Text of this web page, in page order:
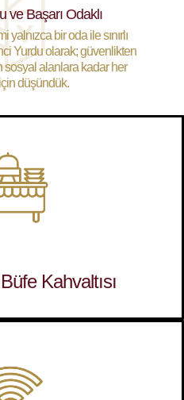
ve Başarı Odaklı
bir oda ile sınırlı
Yurdu olarak; güvenlikten
alanlara kadar her
düşündük.
Kahvaltısı